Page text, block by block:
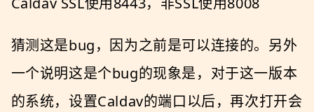
猜测这是bug，因为之前是可以连接的。另外
一个说明这是个bug的现象是，对于这一版本
的系统，设置Caldav的端口以后，再次打开会